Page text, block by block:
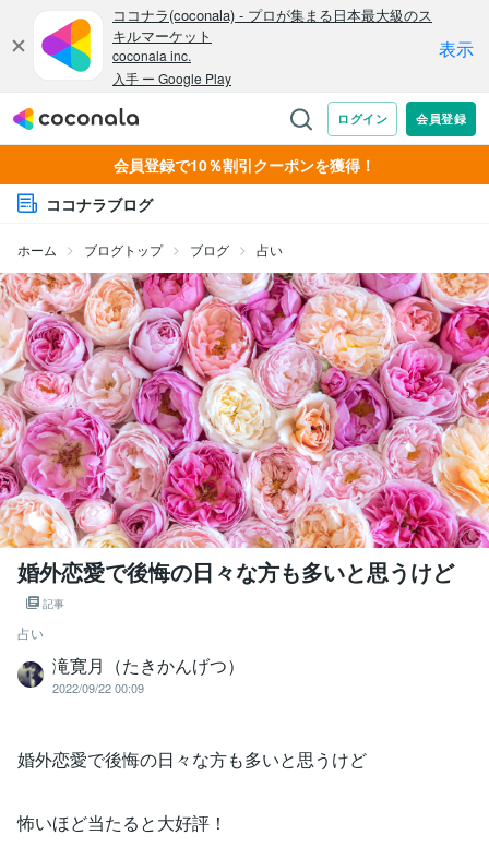
会員登録で10％割引クーポンを獲得！
ココナラブログ
ホーム ブログトップ ブログ 占い
婚外恋愛で後悔の日々な方も多いと思うけど
記事
占い
滝寛月（たきかんげつ）
2022/09/22 00:09
婚外恋愛で後悔の日々な方も多いと思うけど
怖いほど当たると大好評！